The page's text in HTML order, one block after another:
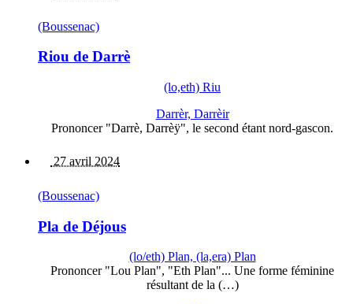
(Boussenac)
Riou de Darrè
(lo,eth) Riu
Darrèr, Darrèir
Prononcer "Darrè, Darrèÿ", le second étant nord-gascon.
27 avril 2024
(Boussenac)
Pla de Déjous
(lo/eth) Plan, (la,era) Plan
Prononcer "Lou Plan", "Eth Plan"... Une forme féminine
résultant de la (…)